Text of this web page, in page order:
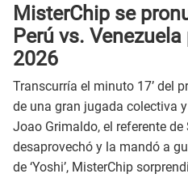
MisterChip se
Perú vs.
2026
Transcurría el minuto 17’ del
de una gran jugada colectiva
Joao Grimaldo, el referente
desaprovechó y la mandó a
de ‘Yoshi’, MisterChip